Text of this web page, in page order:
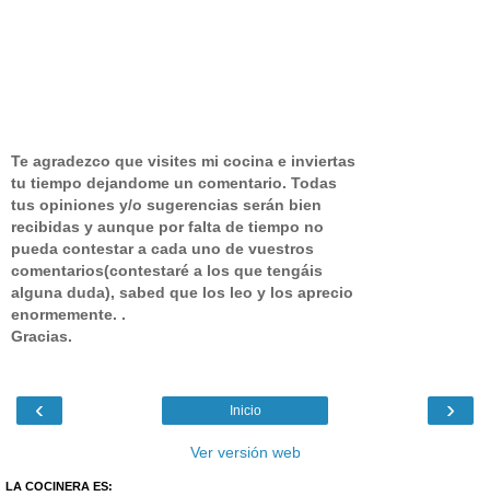
Te agradezco que visites mi cocina e inviertas
tu tiempo dejandome un comentario. Todas
tus opiniones y/o sugerencias serán bien
recibidas y aunque por falta de tiempo no
pueda contestar a cada uno de vuestros
comentarios(contestaré a los que tengáis
alguna duda), sabed que los leo y los aprecio
enormemente. .
Gracias.
‹ ›
Inicio
Ver versión web
LA COCINERA ES: